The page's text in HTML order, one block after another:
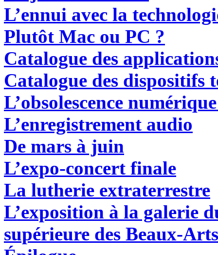
L’ennui avec la
Plutôt Mac ou PC ?
Catalogue des
Catalogue des dispositifs
L’obsolescence
L’enregistrement audio
De mars à juin
L’expo-concert finale
La lutherie extraterrestre
L’exposition à la galerie
supérieure des Beaux-